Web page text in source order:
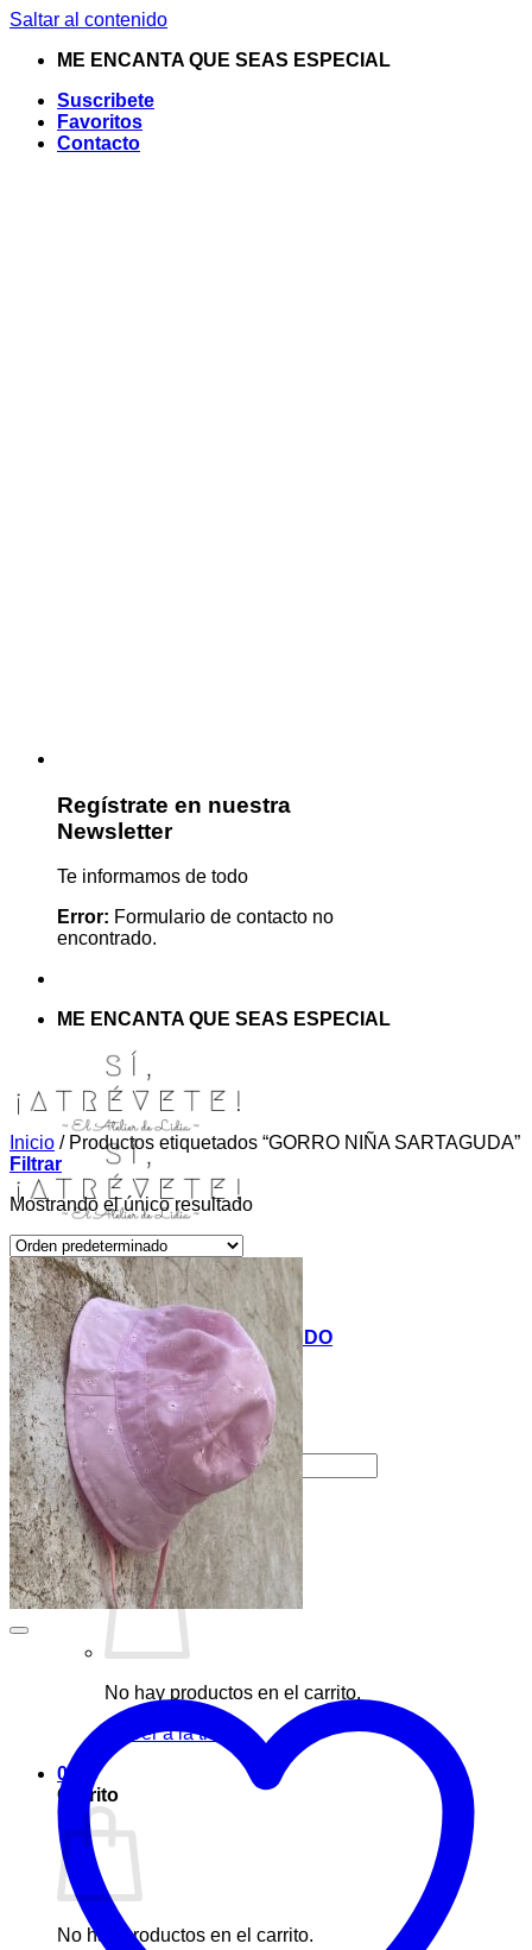
Saltar al contenido
ME ENCANTA QUE SEAS ESPECIAL
Suscribete
Favoritos
Contacto
Regístrate en nuestra
Newsletter
Te informamos de todo
Error: Formulario de contacto no
encontrado.
ME ENCANTA QUE SEAS ESPECIAL
INICIO
TIENDA
MIS COSITAS POR EL MUNDO
EL COMIENZO
BLOG
PAGOS
CONTACTO
Buscar por:
Acceder / Registrarse
Carrito /0,00€ 0
No hay productos en el carrito.
Volver a la tienda
0
Carrito
No hay productos en el carrito.
Inicio /Productos etiquetados “GORRO NIÑA SARTAGUDA”
Filtrar
Mostrando el único resultado